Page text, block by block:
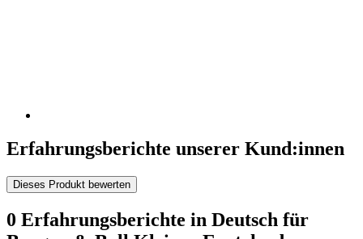
Erfahrungsberichte unserer Kund:innen
Dieses Produkt bewerten
0 Erfahrungsberichte in Deutsch für